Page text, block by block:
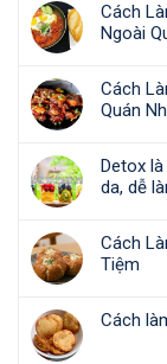
Cách
Ngoài
Cách
Quán
Detox
da, dễ
Cách
Tiệm
Cách